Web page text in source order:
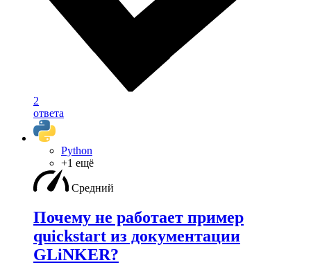
2
ответа
Python
+1 ещё
Средний
Почему не работает пример
quickstart из документации
GLiNKER?